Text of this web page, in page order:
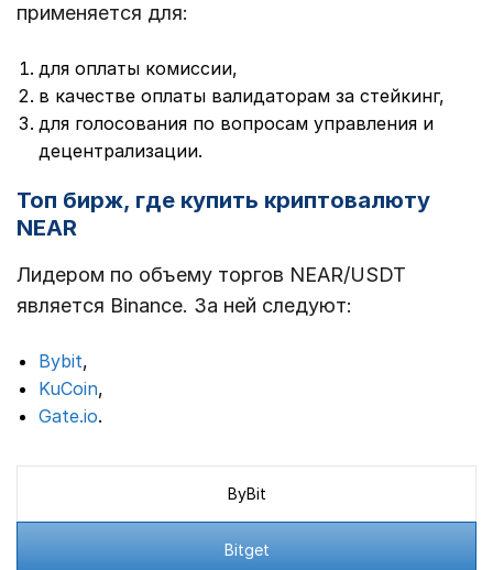
применяется для:
для оплаты комиссии,
в качестве оплаты валидаторам за стейкинг,
для голосования по вопросам управления и
децентрализации.
Топ бирж, где купить криптовалюту
NEAR
Лидером по объему торгов NEAR/USDT
является Binance. За ней следуют:
Bybit,
KuCoin,
Gate.io.
ByBit
Bitget